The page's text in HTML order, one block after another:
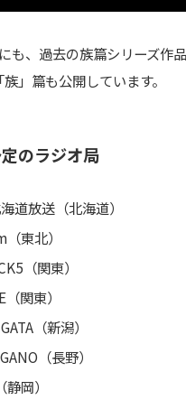
も、過去の族篇シリーズ作
」篇も公開しています。
のラジオ局
道放送（北海道）
東北）
（関東）
関東）
（新潟）
（長野）
岡）